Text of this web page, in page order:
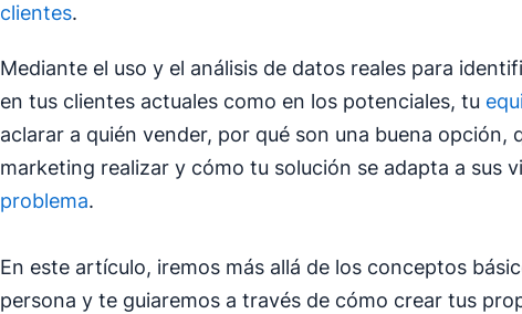
clientes.
Mediante el uso y el análisis de datos reales para
en tus clientes actuales como en los potenciales, tu
aclarar a quién vender, por qué son una buena opción,
marketing realizar y cómo tu solución se adapta a sus
problema.
En este artículo, iremos más allá de los conceptos
persona y te guiaremos a través de cómo crear tus